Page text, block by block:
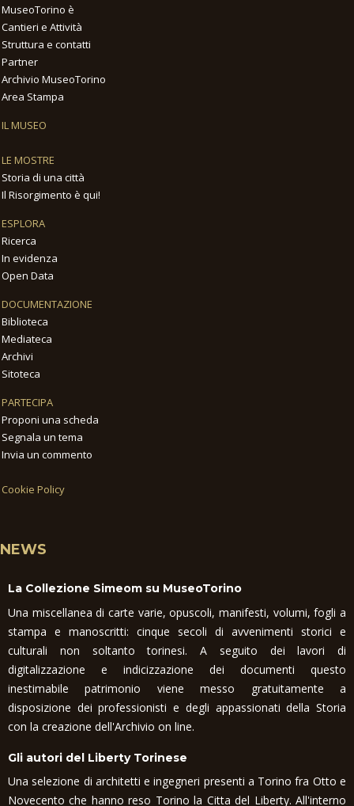
MuseoTorino è
Cantieri e Attività
Struttura e contatti
Partner
Archivio MuseoTorino
Area Stampa
IL MUSEO
LE MOSTRE
Storia di una città
Il Risorgimento è qui!
ESPLORA
Ricerca
In evidenza
Open Data
DOCUMENTAZIONE
Biblioteca
Mediateca
Archivi
Sitoteca
PARTECIPA
Proponi una scheda
Segnala un tema
Invia un commento
Cookie Policy
NEWS
La Collezione Simeom su MuseoTorino
Una miscellanea di carte varie, opuscoli, manifesti, volumi, fogli a
stampa e manoscritti: cinque secoli di avvenimenti storici e
culturali non soltanto torinesi. A seguito dei lavori di
digitalizzazione e indicizzazione dei documenti questo
inestimabile patrimonio viene messo gratuitamente a
disposizione dei professionisti e degli appassionati della Storia
con la creazione dell'Archivio on line.
Gli autori del Liberty Torinese
Una selezione di architetti e ingegneri presenti a Torino fra Otto e
Novecento che hanno reso Torino la Citta del Liberty. All'interno